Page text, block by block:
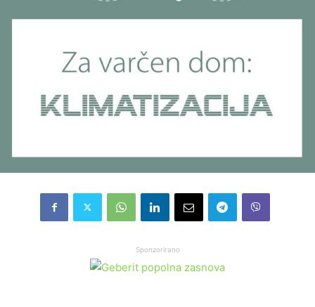
Sponzorirano